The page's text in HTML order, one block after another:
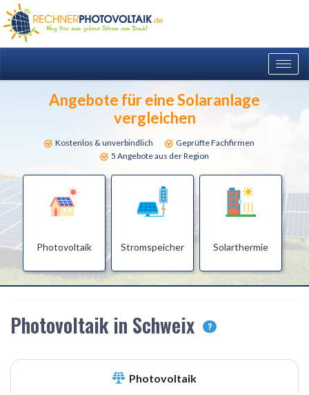
Angebote für eine Solaranlage
vergleichen
Kostenlos & unverbindlich
Geprüfte Fachfirmen
5 Angebote aus der Region
Photovoltaik Stromspeicher Solarthermie
Photovoltaik in Schweix ?
Photovoltaik